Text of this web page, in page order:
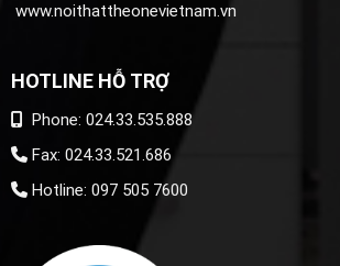
www.noithattheonevietnam.vn
HOTLINE HỖ TRỢ
Phone: 024.33.535.888
Fax: 024.33.521.686
Hotline: 097 505 7600